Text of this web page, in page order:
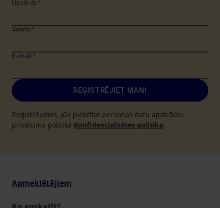
Uzvārds *
Valsts *
E-mail *
REĢISTRĒJIET MANI
Reģistrējoties, jūs piekrītat personas datu apstrādei
privātuma politikā Konfidencialitātes politika.
Apmeklētājiem